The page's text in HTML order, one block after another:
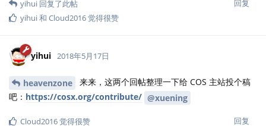
回复
yihui 回复了此帖
yihui和 Cloud2016觉得很赞
yihui 2018年5月17日
heavenzone
来来，这两个回帖整理一下给 COS 主站投个稿
吧： https://cosx.org/contribute/ @xuening
回复
Cloud2016觉得很赞